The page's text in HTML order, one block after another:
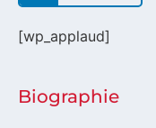
[wp_applaud]
Biographie